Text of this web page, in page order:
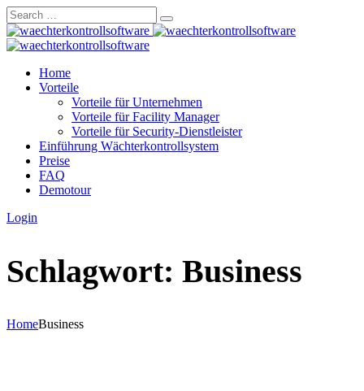
Skip
to
content
Home
Vorteile
Vorteile für Unternehmen
Vorteile für Facility Manager
Vorteile für Security-Dienstleister
Einführung Wächterkontrollsystem
Preise
FAQ
Demotour
Login
Schlagwort: Business
HomeBusiness